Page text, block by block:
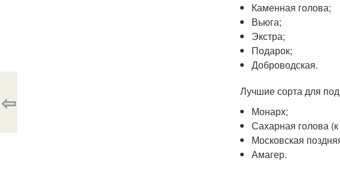
Каменная голова;
Вьюга;
Экстра;
Подарок;
Доброводская.
Лучшие сорта для
Монарх;
Сахарная голова (к
Московская
Амагер.
⇦